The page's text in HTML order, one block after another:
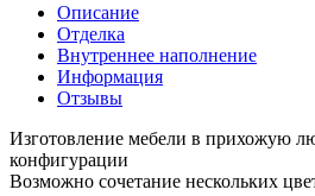
Описание
Отделка
Внутреннее наполнение
Информация
Отзывы
Изготовление мебели в прихожую
конфигурации
Возможно сочетание нескольких